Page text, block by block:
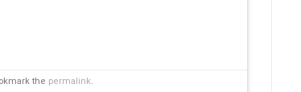
the permalink